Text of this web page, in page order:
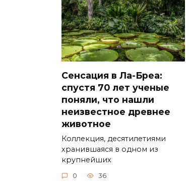
Сенсация в Ла-Бреа:
спустя 70 лет ученые
поняли, что нашли
неизвестное древнее
животное
Коллекция, десятилетиями
хранившаяся в одном из
крупнейших
0 36